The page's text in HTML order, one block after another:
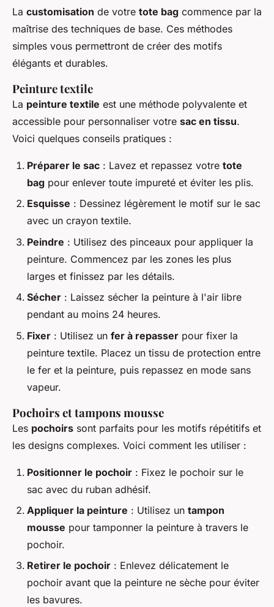
La customisation de votre tote bag commence par la
maîtrise des techniques de base. Ces méthodes
simples vous permettront de créer des motifs
élégants et durables.
Peinture textile
La peinture textile est une méthode polyvalente et
accessible pour personnaliser votre sac en tissu.
Voici quelques conseils pratiques :
Préparer le sac : Lavez et repassez votre tote
bag pour enlever toute impureté et éviter les plis.
Esquisse : Dessinez légèrement le motif sur le sac
avec un crayon textile.
Peindre : Utilisez des pinceaux pour appliquer la
peinture. Commencez par les zones les plus
larges et finissez par les détails.
Sécher : Laissez sécher la peinture à l'air libre
pendant au moins 24 heures.
Fixer : Utilisez un fer à repasser pour fixer la
peinture textile. Placez un tissu de protection entre
le fer et la peinture, puis repassez en mode sans
vapeur.
Pochoirs et tampons mousse
Les pochoirs sont parfaits pour les motifs répétitifs et
les designs complexes. Voici comment les utiliser :
Positionner le pochoir : Fixez le pochoir sur le
sac avec du ruban adhésif.
Appliquer la peinture : Utilisez un tampon
mousse pour tamponner la peinture à travers le
pochoir.
Retirer le pochoir : Enlevez délicatement le
pochoir avant que la peinture ne sèche pour éviter
les bavures.